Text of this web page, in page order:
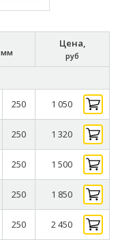
мм
Цена,
руб
250 1 050
250 1 320
250 1 500
250 1 850
250 2 450